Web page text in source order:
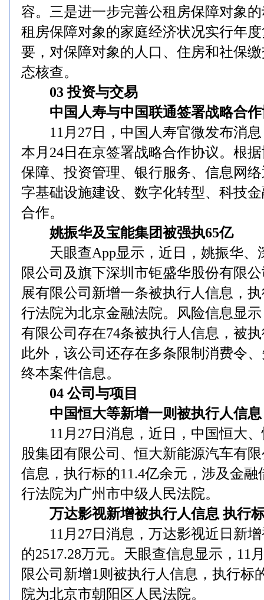
容。三是进一步完善公租房保障对象
租房保障对象的家庭经济状况实行年
要，对保障对象的人口、住房和社保
态核查。
03 投资与交易
中国人寿与中国联通签署战略合作
11月27日，中国人寿官微发布消息
本月24日在京签署战略合作协议。根
保障、投资管理、银行服务、信息网
字基础设施建设、数字化转型、科技
合作。
姚振华及宝能集团被强执65亿
天眼查App显示，近日，姚振华、
限公司及旗下深圳市钜盛华股份有限
展有限公司新增一条被执行人信息，
行法院为北京金融法院。风险信息显
有限公司存在74条被执行人信息，被
此外，该公司还存在多条限制消费令
终本案件信息。
04 公司与项目
中国恒大等新增一则被执行人信息
11月27日消息，近日，中国恒大、
股集团有限公司、恒大新能源汽车有
信息，执行标的11.4亿余元，涉及金
行法院为广州市中级人民法院。
万达影视新增被执行人信息 执行标
11月27日消息，万达影视近日新增
的2517.28万元。天眼查信息显示，11
限公司新增1则被执行人信息，执行标
院为北京市朝阳区人民法院。